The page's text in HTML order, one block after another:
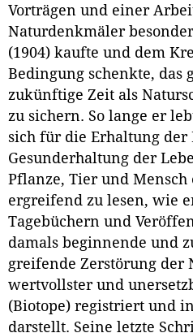
Vorträgen und einer
Naturdenkmäler
(1904) kaufte und dem
Bedingung schenkte, das
zukünftige Zeit als
zu sichern. So lange er
sich für die Erhaltung der
Gesunderhaltung der
Pflanze, Tier und Mensch
ergreifend zu lesen, wie
Tagebüchern und
damals beginnende und
greifende Zerstörung der
wertvollster und
(Biotope) registriert und
darstellt. Seine letzte